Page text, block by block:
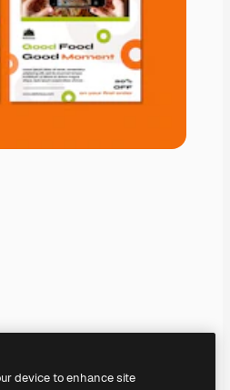
device to enhance site